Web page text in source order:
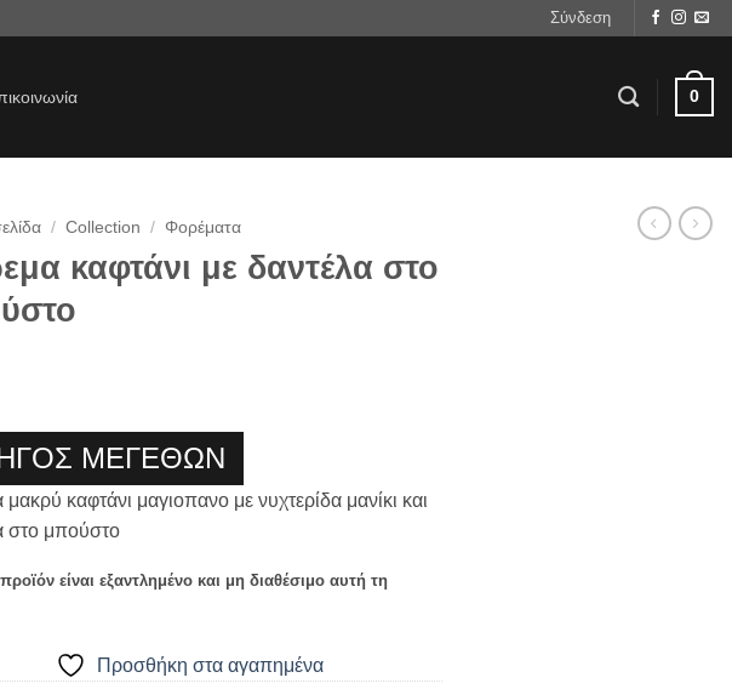
Σύνδεση
0
/ Collection / Φορέματα
καφτάνι με δαντέλα στο
ΜΕΓΕΘΩΝ
καφτάνι μαγιοπανο με νυχτερίδα μανίκι και
στο μπούστο
είναι εξαντλημένο και μη διαθέσιμο αυτή τη
Προσθήκη στα αγαπημένα